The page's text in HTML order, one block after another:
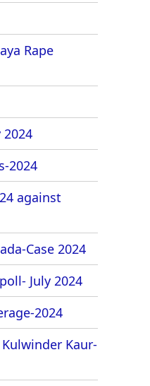
Rape
2024
2024
against
Case 2024
July 2024
2024
Kaur-